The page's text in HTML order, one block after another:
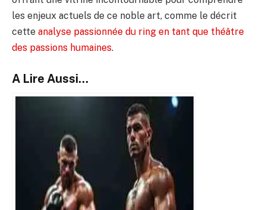
les enjeux actuels de ce noble art, comme le décrit
cette analyse passionnée du ring en tant que théâtre
des passions humaines.
A Lire Aussi...